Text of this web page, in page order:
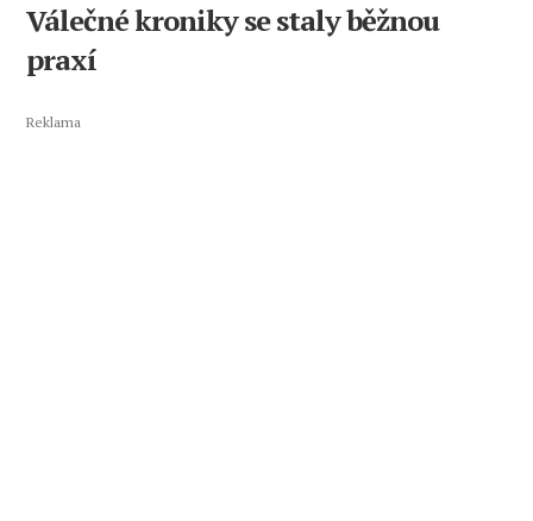
Válečné kroniky se staly běžnou
praxí
Reklama